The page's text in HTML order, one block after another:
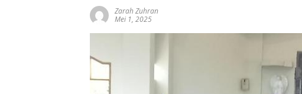
Zarah Zuhran
Mei 1, 2025